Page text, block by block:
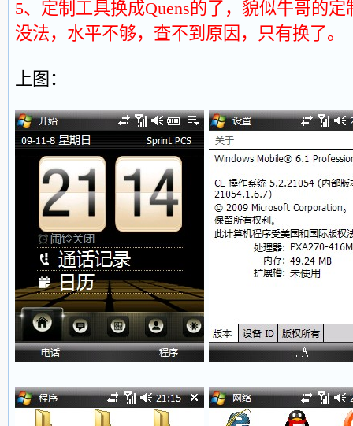
5、定制工具换成Quens的了，貌似牛哥的
没法，水平不够，查不到原因，只有换了。
上图：